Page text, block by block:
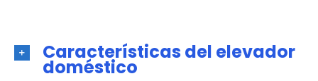
Características del elevador
doméstico